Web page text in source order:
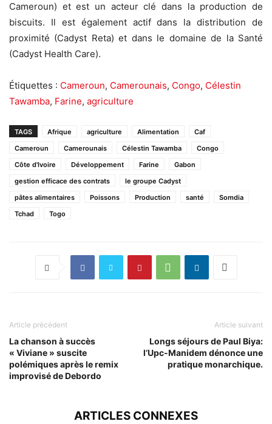
Cameroun) et est un acteur clé dans la production de
biscuits. Il est également actif dans la distribution de
proximité (Cadyst Reta) et dans le domaine de la Santé
(Cadyst Health Care).
Étiquettes : Cameroun, Camerounais, Congo, Célestin
Tawamba, Farine, agriculture
TAGS Afrique agriculture Alimentation
Caf
Cameroun
Camerounais Célestin Tawamba
Congo
Côte d'Ivoire
Développement Farine
Gabon
gestion efficace des contrats
le groupe Cadyst
pâtes alimentaires
Poissons Production santé
Somdia
Tchad
Togo
Article précédent
La chanson à succès
« Viviane » suscite
polémiques après le remix
improvisé de Debordo
Article suivant
Longs séjours de Paul Biya:
l’Upc-Manidem dénonce une
pratique monarchique.
ARTICLES CONNEXES